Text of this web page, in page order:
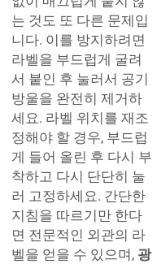
는 것도 또 다른 문제입
니다. 이를 방지하려면
라벨을 부드럽게 굴려
서 붙인 후 눌러서 공기
방울을 완전히 제거하
세요. 라벨 위치를 재조
정해야 할 경우, 부드럽
게 들어 올린 후 다시 부
착하고 다시 단단히 눌
러 고정하세요. 간단한
지침을 따르기만 한다
면 전문적인 외관의 라
벨을 얻을 수 있으며, 광